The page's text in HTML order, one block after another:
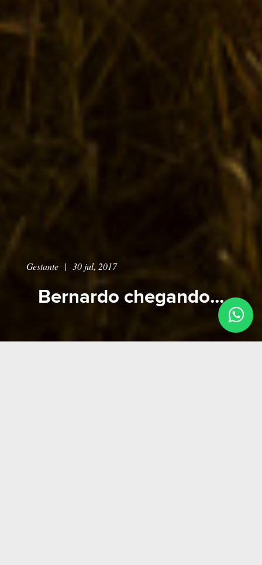
Gestante| 30 jul, 2017
Bernardo chegando...